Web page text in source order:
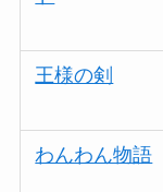
王様の剣
わんわん物語